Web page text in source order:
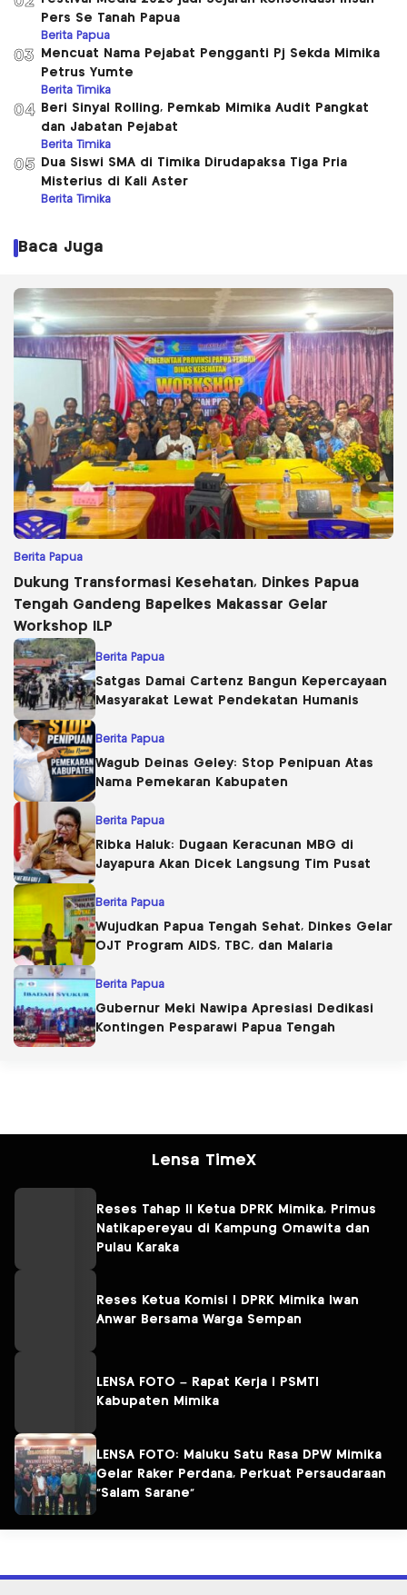
Pers Se Tanah Papua
Berita Papua
03
Mencuat Nama Pejabat Pengganti Pj Sekda Mimika
Petrus Yumte
Berita Timika
04
Beri Sinyal Rolling, Pemkab Mimika Audit Pangkat
dan Jabatan Pejabat
Berita Timika
05
Dua Siswi SMA di Timika Dirudapaksa Tiga Pria
Misterius di Kali Aster
Berita Timika
Baca Juga
Berita Papua
Dukung Transformasi Kesehatan, Dinkes Papua
Tengah Gandeng Bapelkes Makassar Gelar
Workshop ILP
Berita Papua
Satgas Damai Cartenz Bangun Kepercayaan
Masyarakat Lewat Pendekatan Humanis
Berita Papua
Wagub Deinas Geley: Stop Penipuan Atas
Nama Pemekaran Kabupaten
Berita Papua
Ribka Haluk: Dugaan Keracunan MBG di
Jayapura Akan Dicek Langsung Tim Pusat
Berita Papua
Wujudkan Papua Tengah Sehat, Dinkes Gelar
OJT Program AIDS, TBC, dan Malaria
Berita Papua
Gubernur Meki Nawipa Apresiasi Dedikasi
Kontingen Pesparawi Papua Tengah
Lensa TimeX
Reses Tahap II Ketua DPRK Mimika, Primus
Natikapereyau di Kampung Omawita dan
Pulau Karaka
Reses Ketua Komisi I DPRK Mimika Iwan
Anwar Bersama Warga Sempan
LENSA FOTO – Rapat Kerja I PSMTI
Kabupaten Mimika
LENSA FOTO: Maluku Satu Rasa DPW Mimika
Gelar Raker Perdana, Perkuat Persaudaraan
“Salam Sarane”